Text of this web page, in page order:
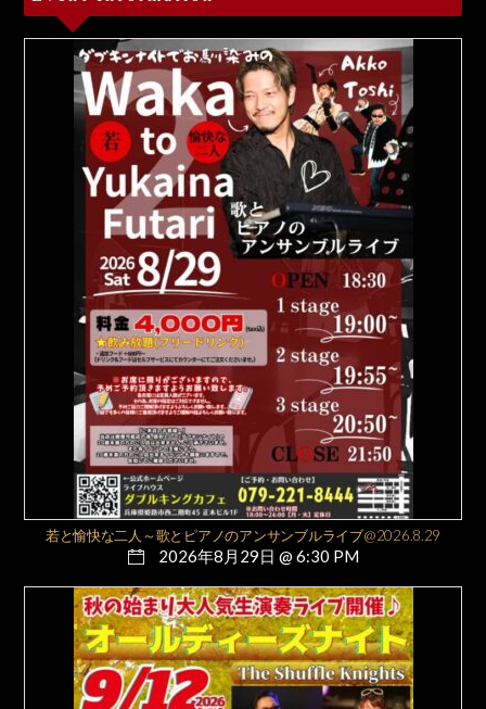
若と愉快な二人～歌とピアノのアンサンブルライブ@2026.8.29
2026年8月29日 @ 6:30 PM